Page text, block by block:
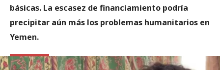
básicas. La escasez de financiamiento podría
precipitar aún más los problemas humanitarios en
Yemen.